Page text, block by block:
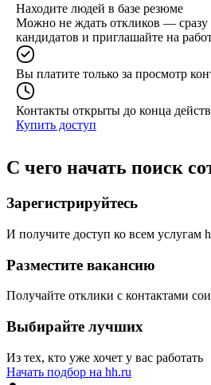
Находите людей в базе резюме
Можно не ждать откликов —
кандидатов и приглашайте на
Вы платите только за просмотр
Контакты открыты до конца
Купить доступ
С чего начать поиск
Зарегистрируйтесь
И получите доступ ко всем услугам
Разместите вакансию
Получайте отклики с контактами
Выбирайте лучших
Из тех, кто уже хочет у вас работать
Начать подбор на hh.ru